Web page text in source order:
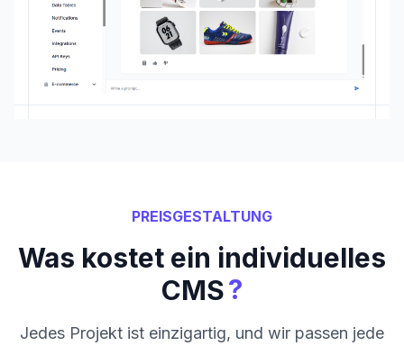
PREISGESTALTUNG
Was kostet ein individuelles
CMS?
Jedes Projekt ist einzigartig, und wir passen jede